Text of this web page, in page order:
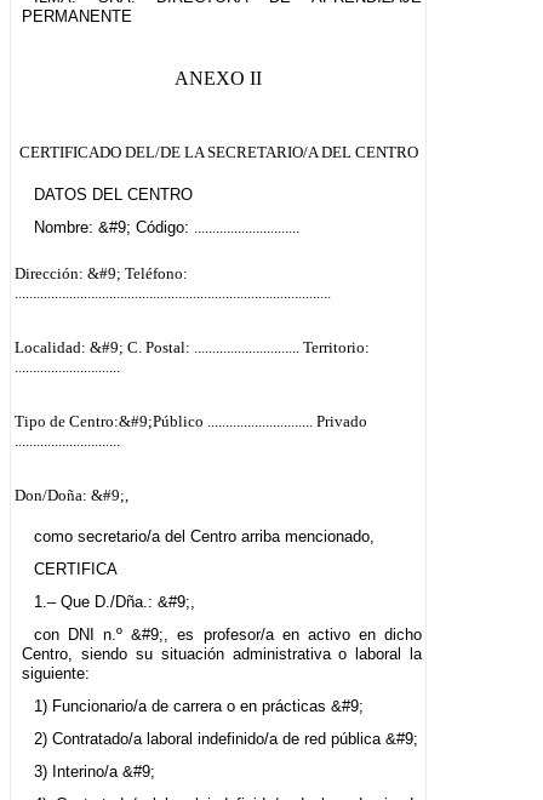
PERMANENTE
ANEXO II
CERTIFICADO DEL/DE LA SECRETARIO/A DEL CENTRO
DATOS DEL CENTRO
Nombre: &#9; Código:
Dirección: &#9; Teléfono:
Localidad: &#9; C. Postal:
Territorio:
Tipo de Centro:&#9;Público
Privado
Don/Doña: &#9;,
como secretario/a del Centro arriba mencionado,
CERTIFICA
1.– Que D./Dña.: &#9;,
con DNI n.º &#9;, es profesor/a en activo en dicho
Centro, siendo su situación administrativa o laboral la
siguiente:
1) Funcionario/a de carrera o en prácticas &#9;
2) Contratado/a laboral indefinido/a de red pública &#9;
3) Interino/a &#9;